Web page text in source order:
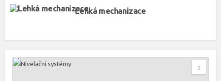
Lehká mechanizace
2